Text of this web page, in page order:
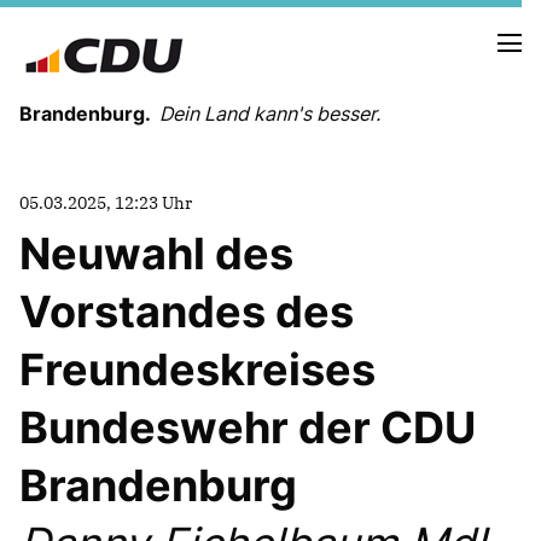
Brandenburg. Dein Land kann's besser.
LANDESVORSTAND
LANDESGESCHÄFTSSTELLE
ORGANISATION
KREISVERBÄNDE
VEREINIGUNGEN UND SONDERORGANISATIONEN
LANDESFACHAUSSCHÜSSE
SATZUNG
PARTEIGESCHICHTE
PARTEIGERICHT
05.03.2025, 12:23 Uhr
Neuwahl des
Vorstandes des
Freundeskreises
Bundeswehr der CDU
Brandenburg